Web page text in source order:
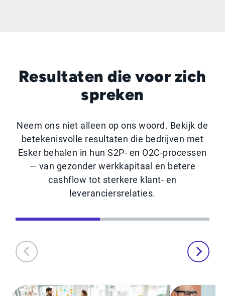
Resultaten die voor zich
spreken
Neem ons niet alleen op ons woord. Bekijk de
betekenisvolle resultaten die bedrijven met
Esker behalen in hun S2P- en O2C-processen
— van gezonder werkkapitaal en betere
cashflow tot sterkere klant- en
leveranciersrelaties.